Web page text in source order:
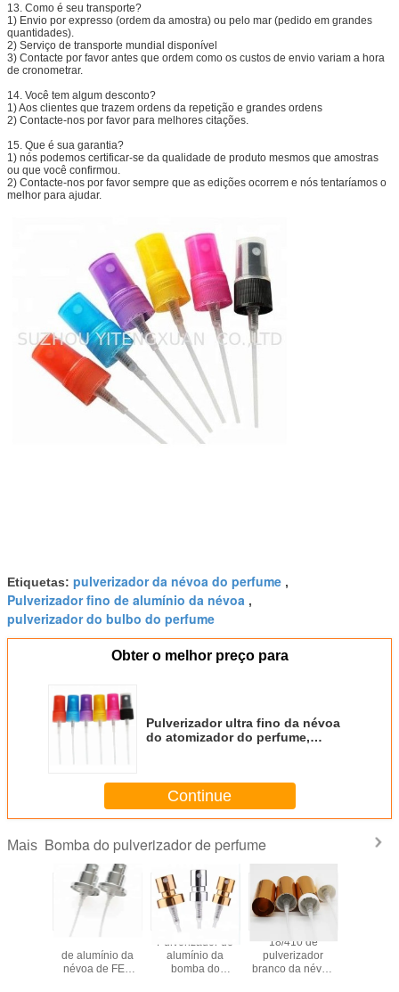
13. Como é seu transporte?
1) Envio por expresso (ordem da amostra) ou pelo mar (pedido em grandes
quantidades).
2) Serviço de transporte mundial disponível
3) Contacte por favor antes que ordem como os custos de envio variam a hora
de cronometrar.
14. Você tem algum desconto?
1) Aos clientes que trazem ordens da repetição e grandes ordens
2) Contacte-nos por favor para melhores citações.
15. Que é sua garantia?
1) nós podemos certificar-se da qualidade de produto mesmos que amostras
ou que você confirmou.
2) Contacte-nos por favor sempre que as edições ocorrem e nós tentaríamos o
melhor para ajudar.
Etiquetas: pulverizador da névoa do perfume ,
Pulverizador fino de alumínio da névoa ,
pulverizador do bulbo do perfume
Obter o melhor preço para
Pulverizador ultra fino da névoa
do atomizador do perfume,
Continue
Mais Bomba do pulverizador de perfume
de alumínio da
névoa de FEA
Pulverizador de
alumínio da
bomba do
18/410 de
pulverizador
branco da névoa